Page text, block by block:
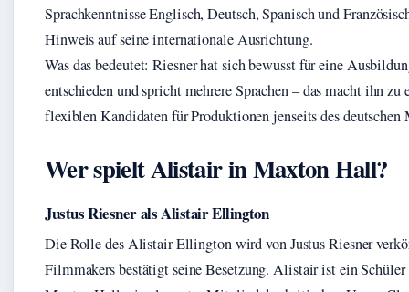
Sprachkenntnisse Englisch, Deutsch, Spanisch und
Hinweis auf seine internationale Ausrichtung.
Was das bedeutet: Riesner hat sich bewusst für eine
entschieden und spricht mehrere Sprachen – das macht ihn zu
flexiblen Kandidaten für Produktionen jenseits des deutschen
Wer spielt Alistair in Maxton Hall?
Justus Riesner als Alistair Ellington
Die Rolle des Alistair Ellington wird von Justus Riesner
Filmmakers bestätigt seine Besetzung. Alistair ist ein Schüler